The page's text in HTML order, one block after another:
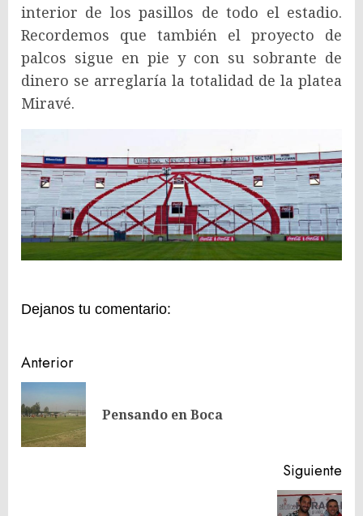
interior de los pasillos de todo el estadio.
Recordemos que también el proyecto de
palcos sigue en pie y con su sobrante de
dinero se arreglaría la totalidad de la platea
Miravé.
Dejanos tu comentario:
Navegación
de
entradas
Anterior
Pensando en Boca
Siguiente